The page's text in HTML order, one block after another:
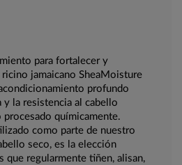
para fortalecer y
jamaicano SheaMoisture
profundo
y ​​la resistencia al cabello
procesado químicamente.
como parte de nuestro
seco, es la elección
que regularmente tiñen, alisan,